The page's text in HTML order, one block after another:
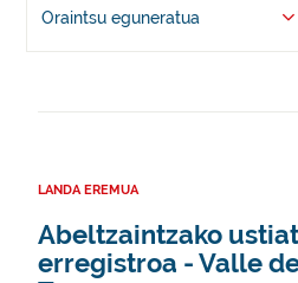
Oraintsu eguneratua
LANDA EREMUA
Abeltzaintzako
erregistroa - Valle